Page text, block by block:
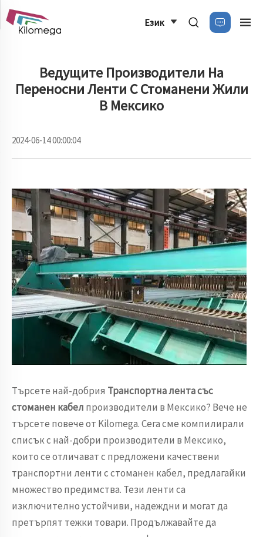
Език
Ведущите Производители На
Переносни Ленти С Стоманени Жили
В Мексико
2024-06-14 00:00:04
Търсете най-добрия Транспортна лента със
стоманен кабел производители в Мексико? Вече не
търсете повече от Kilomega. Сега сме компилирали
списък с най-добри производители в Мексико,
които се отличават с предложени качествени
транспортни ленти с стоманен кабел, предлагайки
множество предимства. Тези ленти са
изключително устойчиви, надеждни и могат да
претърпят тежки товари. Продължавайте да